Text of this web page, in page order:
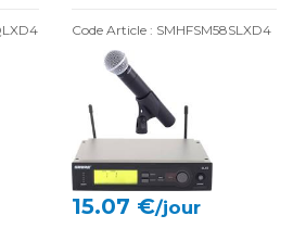
Code Article : SMHFSM58SLXD4
15.07 €/jour